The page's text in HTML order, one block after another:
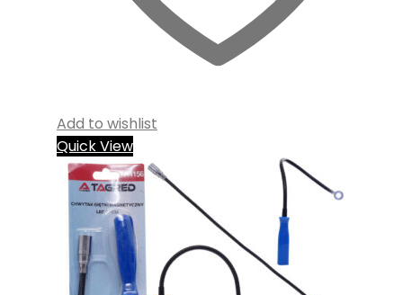
Add to wishlist
Quick View